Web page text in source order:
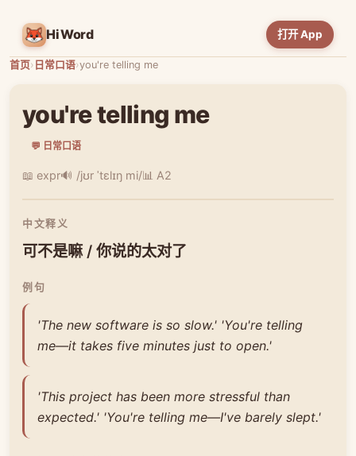
HiWord 打开 App
首页› 日常口语›you're telling me
you're telling me
💬 日常口语
📖 expr🔊 /jʊr ˈtɛlɪŋ mi/📊 A2
中文释义
可不是嘛 / 你说的太对了
例句
'The new software is so slow.' 'You're telling
me—it takes five minutes just to open.'
'This project has been more stressful than
expected.' 'You're telling me—I've barely slept.'